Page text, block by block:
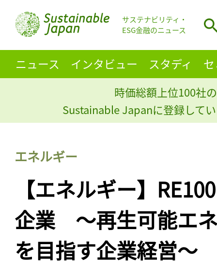
サステナビリティ・
ESG金融のニュース
ニュース インタビュー スタディ
時価総額上位100社
Sustainable Japanに登録して
エネルギー
【エネルギー】
企業 〜再生可能エ
を目指す企業経営〜